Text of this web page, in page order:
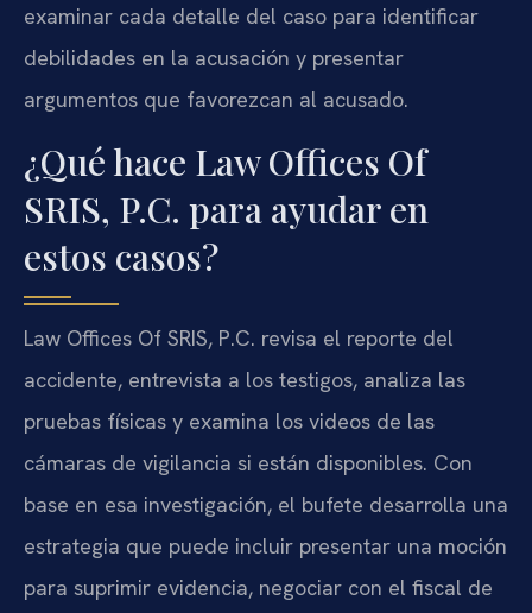
examinar cada detalle del caso para identificar
debilidades en la acusación y presentar
argumentos que favorezcan al acusado.
¿Qué hace Law Offices Of
SRIS, P.C. para ayudar en
estos casos?
Law Offices Of SRIS, P.C. revisa el reporte del
accidente, entrevista a los testigos, analiza las
pruebas físicas y examina los videos de las
cámaras de vigilancia si están disponibles. Con
base en esa investigación, el bufete desarrolla una
estrategia que puede incluir presentar una moción
para suprimir evidencia, negociar con el fiscal de